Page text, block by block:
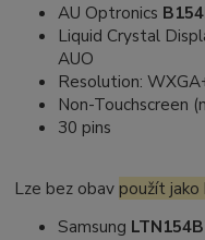
AU Optronics
Liquid Crystal
AUO
Resolution:
Non-Touchscreen
30 pins
Lze bez obav použít jako
Samsung